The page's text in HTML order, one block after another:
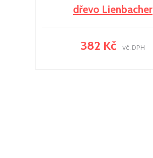
dřevo Lienbacher
382 Kč vč. DPH